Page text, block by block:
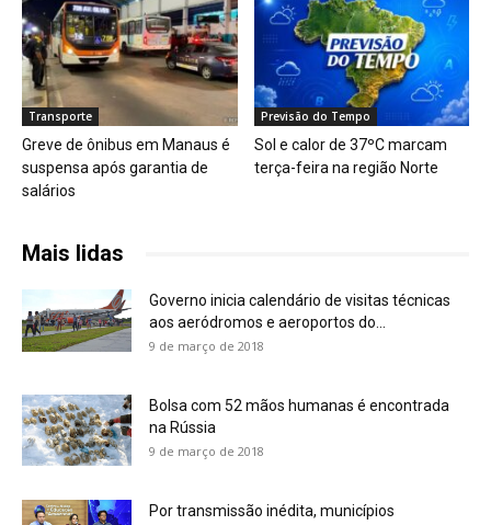
Transporte
Greve de ônibus em Manaus é
suspensa após garantia de
salários
Previsão do Tempo
Sol e calor de 37ºC marcam
terça-feira na região Norte
Mais lidas
Governo inicia calendário de visitas técnicas
aos aeródromos e aeroportos do...
9 de março de 2018
Bolsa com 52 mãos humanas é encontrada
na Rússia
9 de março de 2018
Por transmissão inédita, municípios